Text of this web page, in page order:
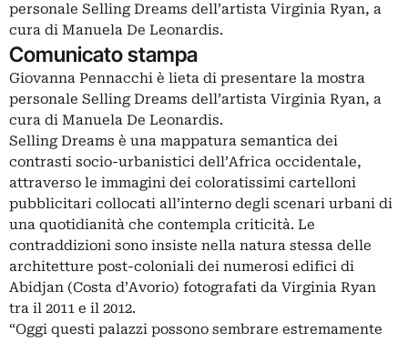
personale Selling Dreams dell’artista Virginia Ryan, a
cura di Manuela De Leonardis.
Comunicato stampa
Giovanna Pennacchi è lieta di presentare la mostra
personale Selling Dreams dell’artista Virginia Ryan, a
cura di Manuela De Leonardis.
Selling Dreams è una mappatura semantica dei
contrasti socio-urbanistici dell’Africa occidentale,
attraverso le immagini dei coloratissimi cartelloni
pubblicitari collocati all’interno degli scenari urbani di
una quotidianità che contempla criticità. Le
contraddizioni sono insiste nella natura stessa delle
architetture post-coloniali dei numerosi edifici di
Abidjan (Costa d’Avorio) fotografati da Virginia Ryan
tra il 2011 e il 2012.
“Oggi questi palazzi possono sembrare estremamente